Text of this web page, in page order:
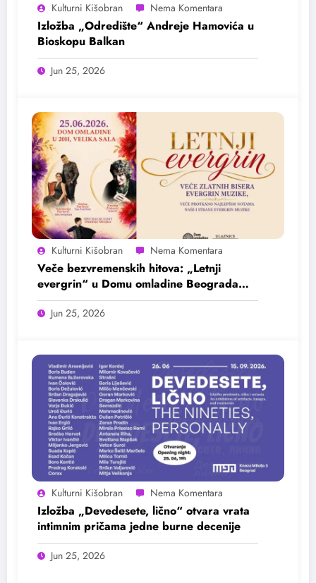
Kulturni Kišobran
Izložba „Odredište“ Andreje Hamovića u
Bioskopu Balkan
Jun 25, 2026
Kulturni Kišobran
Veče bezvremenskih hitova: „Letnji
evergrin“ u Domu omladine Beograda
25. juna
Jun 25, 2026
Kulturni Kišobran
Izložba „Devedesete, lično“ otvara vrata
intimnim pričama jedne burne decenije
Jun 25, 2026